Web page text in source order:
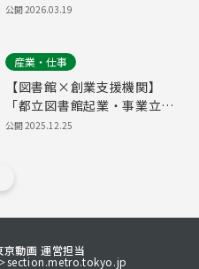
公開2026.03.19
産業・仕事
【図書館×創業支援機関】
「都立図書館起業・事業立案
ワークシート」でビジネスプ
公開2025.12.25
動画 運営担当
section.metro.tokyo.jp